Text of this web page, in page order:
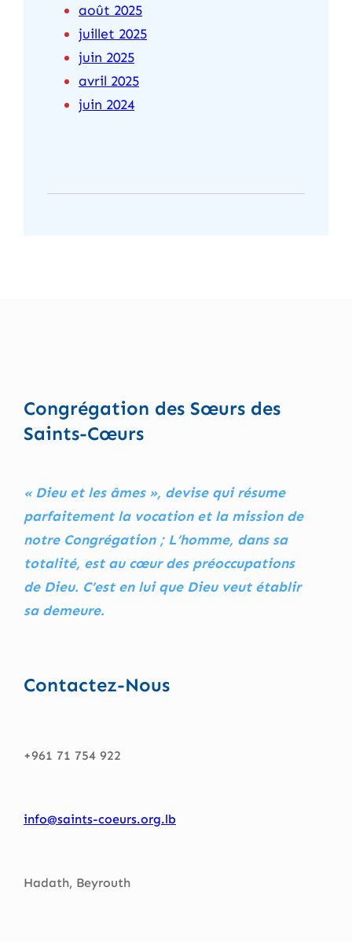
août 2025
juillet 2025
juin 2025
avril 2025
juin 2024
Congrégation des Sœurs des
Saints-Cœurs
« Dieu et les âmes », devise qui résume
parfaitement la vocation et la mission de
notre Congrégation ; L’homme, dans sa
totalité, est au cœur des préoccupations
de Dieu. C’est en lui que Dieu veut établir
sa demeure.
Contactez-Nous
+961 71 754 922
info@saints-coeurs.org.lb
Hadath, Beyrouth